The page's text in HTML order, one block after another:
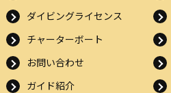
ダイビングライセンス
チャーターボート
お問い合わせ
ガイド紹介